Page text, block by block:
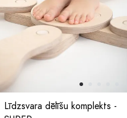
Līdzsvara dēlīšu komplekts -